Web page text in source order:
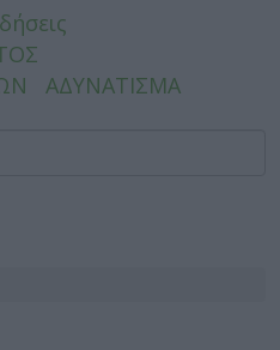
ΑΔΥΝΑΤΙΣΜΑ